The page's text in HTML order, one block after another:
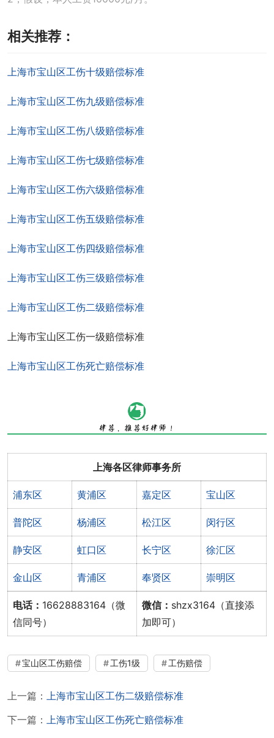
相关推荐：
上海市宝山区工伤十级赔偿标准
上海市宝山区工伤九级赔偿标准
上海市宝山区工伤八级赔偿标准
上海市宝山区工伤七级赔偿标准
上海市宝山区工伤六级赔偿标准
上海市宝山区工伤五级赔偿标准
上海市宝山区工伤四级赔偿标准
上海市宝山区工伤三级赔偿标准
上海市宝山区工伤二级赔偿标准
上海市宝山区工伤一级赔偿标准
上海市宝山区工伤死亡赔偿标准
上海各区律师事务所
浦东区 黄浦区 嘉定区 宝山区
普陀区 杨浦区 松江区 闵行区
静安区 虹口区 长宁区 徐汇区
金山区 青浦区 奉贤区 崇明区
电话： 16628883164（微
信同号）
微信： shzx3164（直接添
加即可）
宝山区工伤赔偿 工伤1级 工伤赔偿
上一篇：
上海市宝山区工伤二级赔偿标准
下一篇：
上海市宝山区工伤死亡赔偿标准